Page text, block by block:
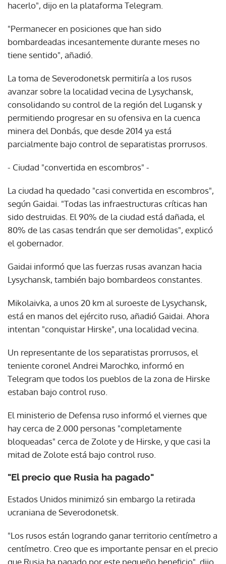
hacerlo", dijo en la plataforma Telegram.
"Permanecer en posiciones que han sido
bombardeadas incesantemente durante meses no
tiene sentido", añadió.
La toma de Severodonetsk permitiría a los rusos
avanzar sobre la localidad vecina de Lysychansk,
consolidando su control de la región del Lugansk y
permitiendo progresar en su ofensiva en la cuenca
minera del Donbás, que desde 2014 ya está
parcialmente bajo control de separatistas prorrusos.
- Ciudad "convertida en escombros" -
La ciudad ha quedado "casi convertida en escombros",
según Gaidai. "Todas las infraestructuras críticas han
sido destruidas. El 90% de la ciudad está dañada, el
80% de las casas tendrán que ser demolidas", explicó
el gobernador.
Gaidai informó que las fuerzas rusas avanzan hacia
Lysychansk, también bajo bombardeos constantes.
Mikolaivka, a unos 20 km al suroeste de Lysychansk,
está en manos del ejército ruso, añadió Gaidai. Ahora
intentan "conquistar Hirske", una localidad vecina.
Un representante de los separatistas prorrusos, el
teniente coronel Andrei Marochko, informó en
Telegram que todos los pueblos de la zona de Hirske
estaban bajo control ruso.
El ministerio de Defensa ruso informó el viernes que
hay cerca de 2.000 personas "completamente
bloqueadas" cerca de Zolote y de Hirske, y que casi la
mitad de Zolote está bajo control ruso.
"El precio que Rusia ha pagado"
Estados Unidos minimizó sin embargo la retirada
ucraniana de Severodonetsk.
"Los rusos están logrando ganar territorio centímetro a
centímetro. Creo que es importante pensar en el precio
que Rusia ha pagado por este pequeño beneficio", dijo